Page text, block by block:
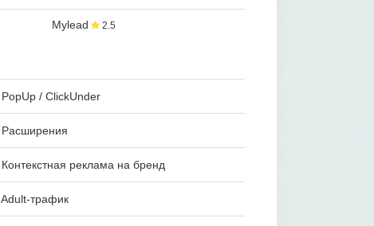
Mylead 2.5
PopUp / ClickUnder
Расширения
Контекстная реклама на бренд
Adult-трафик